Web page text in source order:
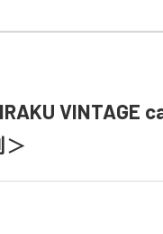
VINTAGE